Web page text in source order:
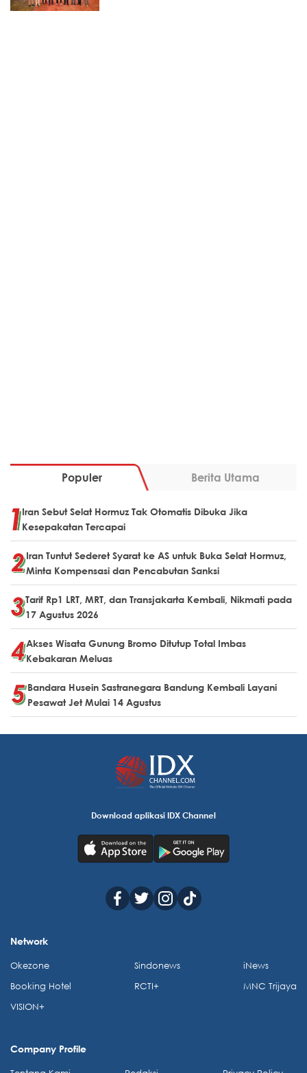
Populer Berita Utama
Iran Sebut Selat Hormuz Tak Otomatis Dibuka Jika
Kesepakatan Tercapai
Iran Tuntut Sederet Syarat ke AS untuk Buka Selat Hormuz,
Minta Kompensasi dan Pencabutan Sanksi
Tarif Rp1 LRT, MRT, dan Transjakarta Kembali, Nikmati pada
17 Agustus 2026
Akses Wisata Gunung Bromo Ditutup Total Imbas
Kebakaran Meluas
Bandara Husein Sastranegara Bandung Kembali Layani
Pesawat Jet Mulai 14 Agustus
Download aplikasi IDX Channel
Network
Okezone
Booking Hotel
VISION+
Sindonews
RCTI+
iNews
MNC Trijaya
Company Profile